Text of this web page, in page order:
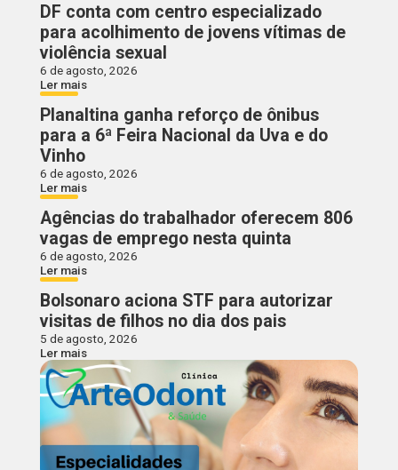
DF conta com centro especializado
para acolhimento de jovens vítimas de
violência sexual
6 de agosto, 2026
Ler mais
Planaltina ganha reforço de ônibus
para a 6ª Feira Nacional da Uva e do
Vinho
6 de agosto, 2026
Ler mais
Agências do trabalhador oferecem 806
vagas de emprego nesta quinta
6 de agosto, 2026
Ler mais
Bolsonaro aciona STF para autorizar
visitas de filhos no dia dos pais
5 de agosto, 2026
Ler mais